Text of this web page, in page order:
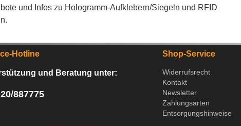
und Infos zu Hologramm-Aufklebern/Siegeln und RFID
Hotline
und Beratung unter:
887775
Shop-Service
Widerrufsrecht
Kontakt
Newsletter
Zahlungsarten
Entsorgungshinweise